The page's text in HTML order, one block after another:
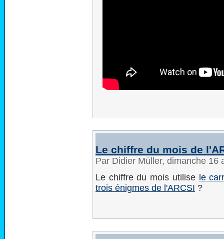
Le chiffre du mois de
Par Didier Müller, dimanche 16
Le chiffre du mois utilise le
trois énigmes de l'ARCSI ?